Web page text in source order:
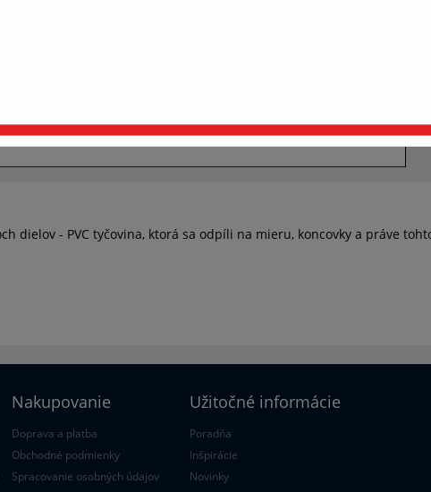
dielov - PVC tyčovina, ktorá sa odpíli na mieru, koncovky a práve
Nakupovanie
Doprava a platba
Obchodné podmienky
Spracovanie osobných údajov
Užitočné informácie
Poradňa
Inšpirácie
Novinky